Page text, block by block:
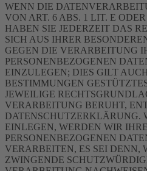
WENN DIE
VON ART. 6 ABS. 1 LIT. E
HABEN SIE JEDERZEIT DAS
SICH AUS IHRER
GEGEN DIE VERARBEITUNG
PERSONENBEZOGENEN
EINZULEGEN; DIES GILT
BESTIMMUNGEN
JEWEILIGE
VERARBEITUNG BERUHT,
DATENSCHUTZERKLÄRUNG.
EINLEGEN, WERDEN WIR
PERSONENBEZOGENEN
VERARBEITEN, ES SEI DENN,
ZWINGENDE